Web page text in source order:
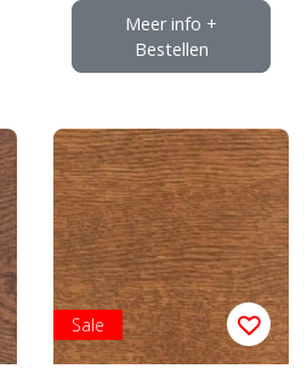
Meer info +
Bestellen
Sale